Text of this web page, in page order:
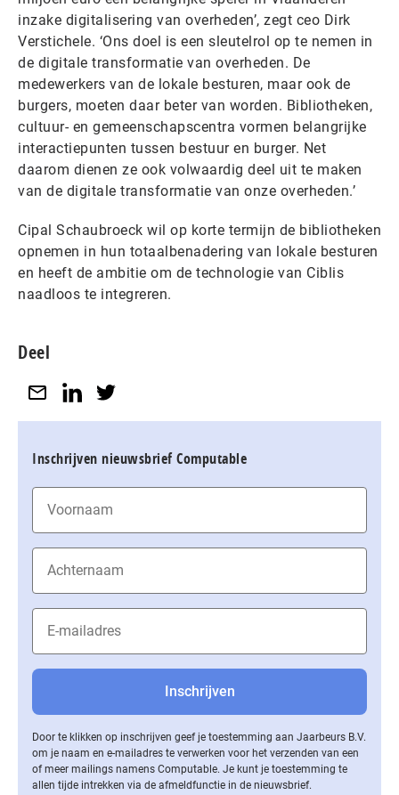
inzake digitalisering van overheden’, zegt ceo Dirk
Verstichele. ‘Ons doel is een sleutelrol op te nemen in
de digitale transformatie van overheden. De
medewerkers van de lokale besturen, maar ook de
burgers, moeten daar beter van worden. Bibliotheken,
cultuur- en gemeenschapscentra vormen belangrijke
interactiepunten tussen bestuur en burger. Net
daarom dienen ze ook volwaardig deel uit te maken
van de digitale transformatie van onze overheden.’
Cipal Schaubroeck wil op korte termijn de bibliotheken
opnemen in hun totaalbenadering van lokale besturen
en heeft de ambitie om de technologie van Ciblis
naadloos te integreren.
Deel
Inschrijven nieuwsbrief Computable
Door te klikken op inschrijven geef je toestemming aan Jaarbeurs B.V.
om je naam en e-mailadres te verwerken voor het verzenden van een
of meer mailings namens Computable. Je kunt je toestemming te
allen tijde intrekken via de af­meld­func­tie in de nieuwsbrief.